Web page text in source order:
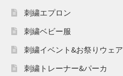
刺繍エプロン
刺繍ベビー服
刺繍イベント&お祭りウェア
刺繍トレーナー&パーカ